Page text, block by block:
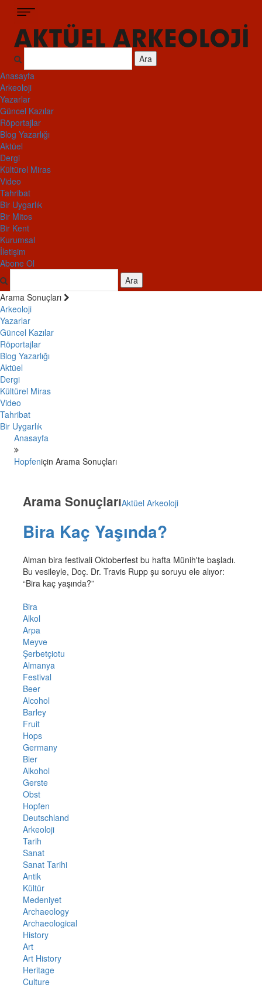
Ara
Anasayfa
Arkeoloji
Yazarlar
Güncel Kazılar
Röportajlar
Blog Yazarlığı
Aktüel
Dergi
Kültürel Miras
Video
Tahribat
Bir Uygarlık
Bir Mitos
Bir Kent
Kurumsal
İletişim
Abone Ol
Ara
Arama Sonuçları
Arkeoloji
Yazarlar
Güncel Kazılar
Röportajlar
Blog Yazarlığı
Aktüel
Dergi
Kültürel Miras
Video
Tahribat
Bir Uygarlık
Anasayfa
Hopfeniçin Arama Sonuçları
Arama SonuçlarıAktüel Arkeoloji
Bira Kaç Yaşında?
Alman bira festivali Oktoberfest bu hafta Münih'te başladı.
Bu vesileyle, Doç. Dr. Travis Rupp şu soruyu ele alıyor:
“Bira kaç yaşında?”
Bira
Alkol
Arpa
Meyve
Şerbetçiotu
Almanya
Festival
Beer
Alcohol
Barley
Fruit
Hops
Germany
Bier
Alkohol
Gerste
Obst
Hopfen
Deutschland
Arkeoloji
Tarih
Sanat
Sanat Tarihi
Antik
Kültür
Medeniyet
Archaeology
Archaeological
History
Art
Art History
Heritage
Culture